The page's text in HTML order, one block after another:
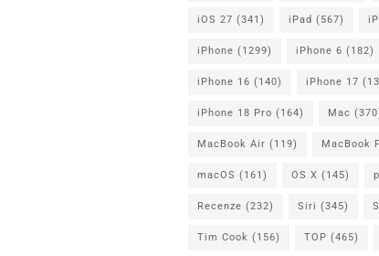
iOS 27 (341) iPad (567)
iPhone (1299) iPhone 6 (182)
iPhone 16 (140) iPhone 17
iPhone 18 Pro (164) Mac
MacBook Air (119) MacBook
macOS (161) OS X (145)
Recenze (232) Siri (345)
Tim Cook (156) TOP (465)